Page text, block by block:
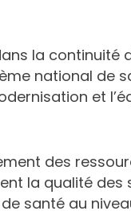
la continuité
national de
et
des
la qualité des
santé au